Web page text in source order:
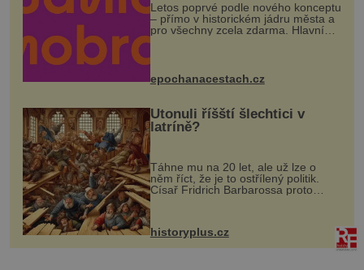
Letos poprvé podle nového konceptu
– přímo v historickém jádru města a
pro všechny zcela zdarma. Hlavní
program se odehraje na Karlově a
mohou těšit na víno, burčák, pes...
epochanacestach.cz
Utonuli říšští šlechtici v
latríně?
Táhne mu na 20 let, ale už lze o
něm říct, že je to ostřílený politik.
Císař Fridrich Barbarossa proto
posílá svého syna a dědice Jindřicha
VI. do Erfurtu, aby se stal
prostředníkem při řešení sporu m...
historyplus.cz